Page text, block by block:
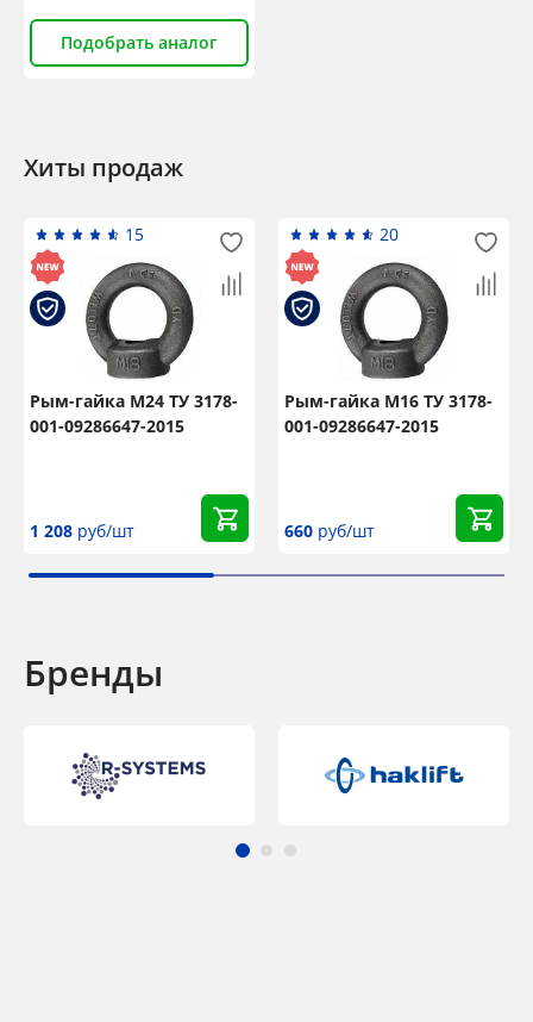
Подобрать аналог
Хиты продаж
15
Рым-гайка М24 ТУ 3178-
001-09286647-2015
1 208 руб/шт
20
Рым-гайка М16 ТУ 3178-
001-09286647-2015
660 руб/шт
Бренды
Popup Title